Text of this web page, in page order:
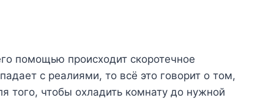
помощью происходит скоротечное
с реалиями, то всё это говорит о том,
того, чтобы охладить комнату до нужной